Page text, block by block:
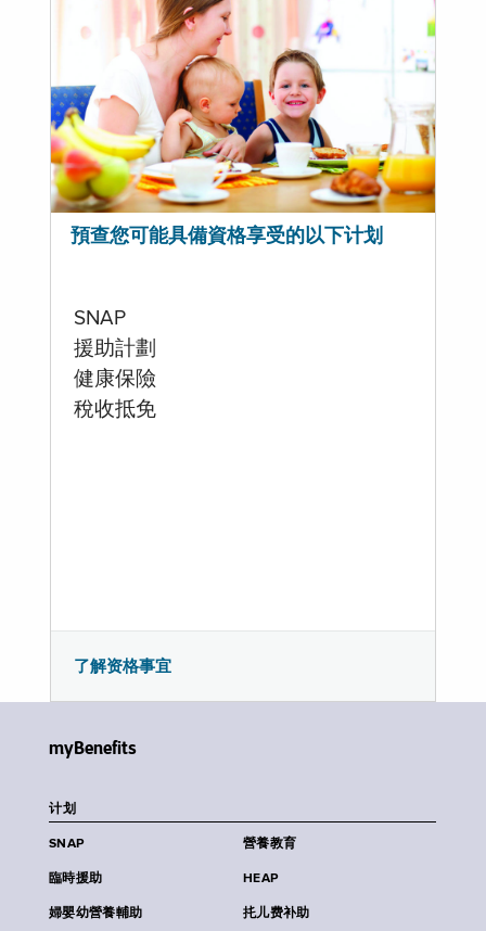
預查您可能具備資格享受的以下计划
SNAP
援助計劃
健康保險
稅收抵免
了解资格事宜
myBenefits
计划
SNAP 營養教育
臨時援助 HEAP
婦嬰幼營養輔助 扥儿费补助